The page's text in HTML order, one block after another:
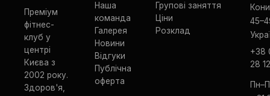
Преміум
фітнес-
клуб у
центрі
Києва з
2002 року.
Здоров'я,
Наша
команда
Галерея
Новини
Відгуки
Публічна
оферта
Групові заняття
Ціни
Розклад
+38
28 12